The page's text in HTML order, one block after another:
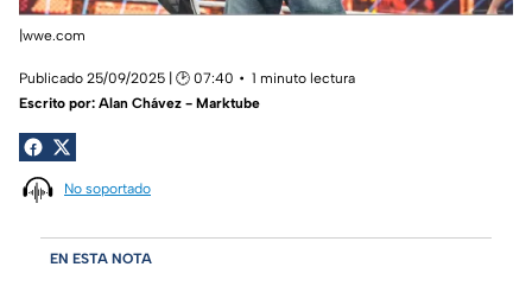
|wwe.com
Publicado 25/09/2025 | 🕑 07:40
1 minuto lectura
Escrito por: Alan Chávez - Marktube
No soportado
EN ESTA NOTA